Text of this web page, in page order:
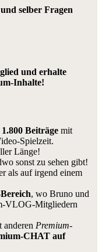
selber Fragen
und erhalte
Inhalte!
1.800 Beiträge mit
Spielzeit.
Länge!
sonst zu sehen gibt!
als auf irgend einem
, wo Bruno und
VLOG-Mitgliedern
anderen Premium-
CHAT auf